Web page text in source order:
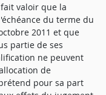
fait valoir que la
du terme du
2011 et que
partie de ses
ne peuvent
de
pour sa part